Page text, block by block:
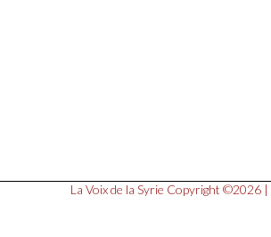
La Voix de la Syrie Copyright ©2026 |